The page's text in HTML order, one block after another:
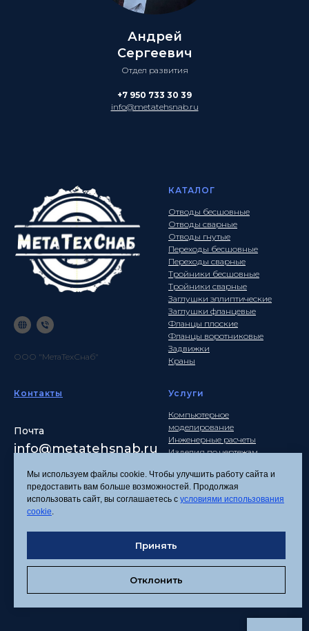
Андрей
Сергеевич
Отдел развития
+7 950 733 30 39
info@metatehsnab.ru
ООО "МетаТехСнаб"
КАТАЛОГ
Отводы бесшовные
Отводы сварные
Отводы гнутые
Переходы бесшовные
Переходы сварные
Тройники бесшовные
Тройники сварные
Заглушки эллиптические
Заглушки фланцевые
Фланцы плоские
Фланцы воротниковые
Задвижки
Краны
Контакты
Почта
info@metatehsnab.ru
Услуги
Компьютерное
моделирование
Инженерные расчеты
Изделия по чертежам
Политика
Согласие на обработку
персональных данных
Соглашение об
Мы используем файлы cookie. Чтобы улучшить работу сайта и
предоставить вам больше возможностей. Продолжая
использовать сайт, вы соглашаетесь с условиями использования
cookie.
Принять
Отклонить